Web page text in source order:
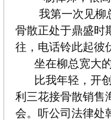
我第一次见柳
骨散正处于鼎盛时
往，电话铃此起彼
坐在柳总宽大
比我年轻，开
利三花接骨散销售
会。听公司法律处